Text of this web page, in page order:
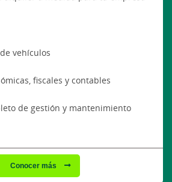
vehículos
fiscales y contables
de gestión y mantenimiento
Conocer más